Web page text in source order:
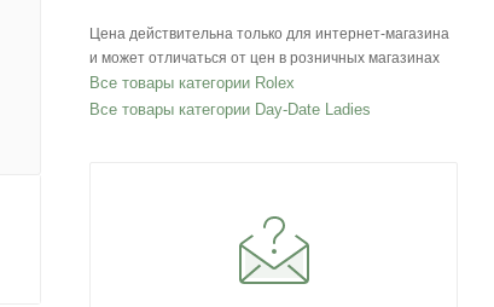
Цена действительна только для интернет-магазина
и может отличаться от цен в розничных магазинах
Все товары категории Rolex
Все товары категории Day-Date Ladies